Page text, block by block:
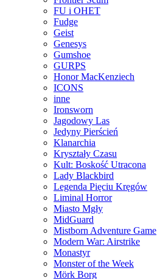
FU i OHET
Fudge
Geist
Genesys
Gumshoe
GURPS
Honor MacKenziech
ICONS
inne
Ironsworn
Jagodowy Las
Jedyny Pierścień
Klanarchia
Kryształy Czasu
Kult: Boskość Utracona
Lady Blackbird
Legenda Pięciu Kręgów
Liminal Horror
Miasto Mgły
MidGuard
Mistborn Adventure Game
Modern War: Airstrike
Monastyr
Monster of the Week
Mörk Borg